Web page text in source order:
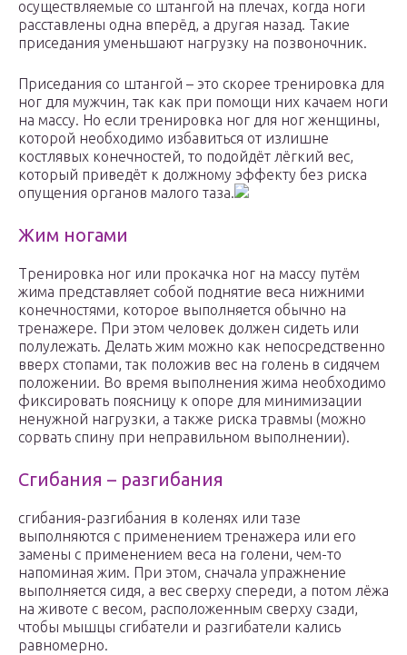
осуществляемые со штангой на плечах, когда ноги
расставлены одна вперёд, а другая назад. Такие
приседания уменьшают нагрузку на позвоночник.
Приседания со штангой – это скорее тренировка для
ног для мужчин, так как при помощи них качаем ноги
на массу. Но если тренировка ног для ног женщины,
которой необходимо избавиться от излишне
костлявых конечностей, то подойдёт лёгкий вес,
который приведёт к должному эффекту без риска
опущения органов малого таза.
Жим ногами
Тренировка ног или прокачка ног на массу путём
жима представляет собой поднятие веса нижними
конечностями, которое выполняется обычно на
тренажере. При этом человек должен сидеть или
полулежать. Делать жим можно как непосредственно
вверх стопами, так положив вес на голень в сидячем
положении. Во время выполнения жима необходимо
фиксировать поясницу к опоре для минимизации
ненужной нагрузки, а также риска травмы (можно
сорвать спину при неправильном выполнении).
Сгибания – разгибания
сгибания-разгибания в коленях или тазе
выполняются с применением тренажера или его
замены с применением веса на голени, чем-то
напоминая жим. При этом, сначала упражнение
выполняется сидя, а вес сверху спереди, а потом лёжа
на животе с весом, расположенным сверху сзади,
чтобы мышцы сгибатели и разгибатели кались
равномерно.